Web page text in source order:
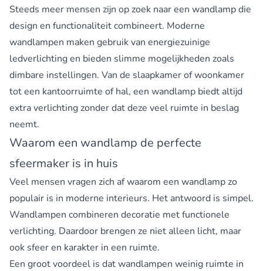
Steeds meer mensen zijn op zoek naar een wandlamp die
design en functionaliteit combineert. Moderne
wandlampen maken gebruik van energiezuinige
ledverlichting en bieden slimme mogelijkheden zoals
dimbare instellingen. Van de slaapkamer of woonkamer
tot een kantoorruimte of hal, een wandlamp biedt altijd
extra verlichting zonder dat deze veel ruimte in beslag
neemt.
Waarom een wandlamp de perfecte
sfeermaker is in huis
Veel mensen vragen zich af waarom een wandlamp zo
populair is in moderne interieurs. Het antwoord is simpel.
Wandlampen combineren decoratie met functionele
verlichting. Daardoor brengen ze niet alleen licht, maar
ook sfeer en karakter in een ruimte.
Een groot voordeel is dat wandlampen weinig ruimte in